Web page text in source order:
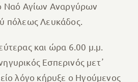
Ναό Αγίων Αναργύρων
πόλεως Λευκάδος.
και ώρα 6.00 μ.μ.
Εσπερινός μετ᾽
λόγο κήρυξε ο Ηγούμενος